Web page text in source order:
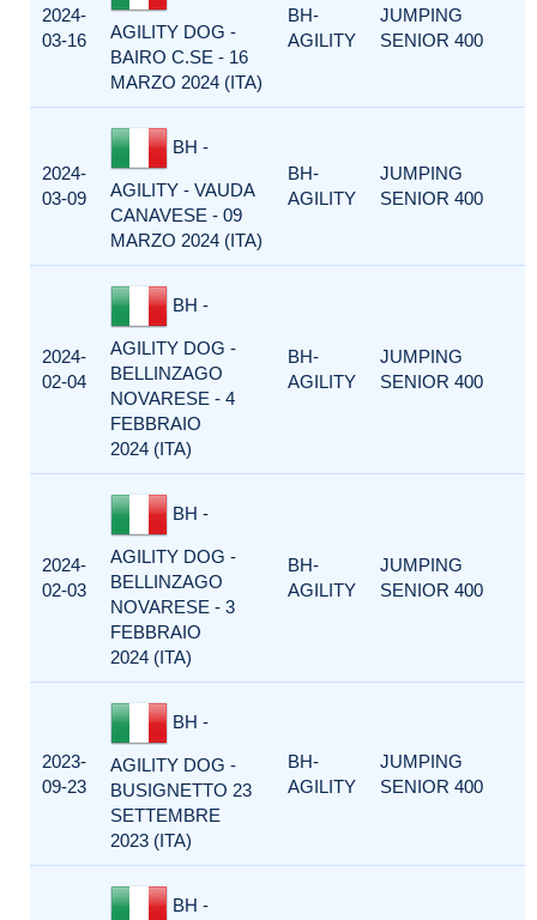
2024-
03-16
AGILITY DOG -
BAIRO C.SE - 16
MARZO 2024 (ITA)
BH-
AGILITY
JUMPING
SENIOR 400
2024-
03-09
BH -
AGILITY - VAUDA
CANAVESE - 09
MARZO 2024 (ITA)
BH-
AGILITY
JUMPING
SENIOR 400
2024-
02-04
BH -
AGILITY DOG -
BELLINZAGO
NOVARESE - 4
FEBBRAIO
2024 (ITA)
BH-
AGILITY
JUMPING
SENIOR 400
2024-
02-03
BH -
AGILITY DOG -
BELLINZAGO
NOVARESE - 3
FEBBRAIO
2024 (ITA)
BH-
AGILITY
JUMPING
SENIOR 400
2023-
09-23
BH -
AGILITY DOG -
BUSIGNETTO 23
SETTEMBRE
2023 (ITA)
BH-
AGILITY
JUMPING
SENIOR 400
BH -